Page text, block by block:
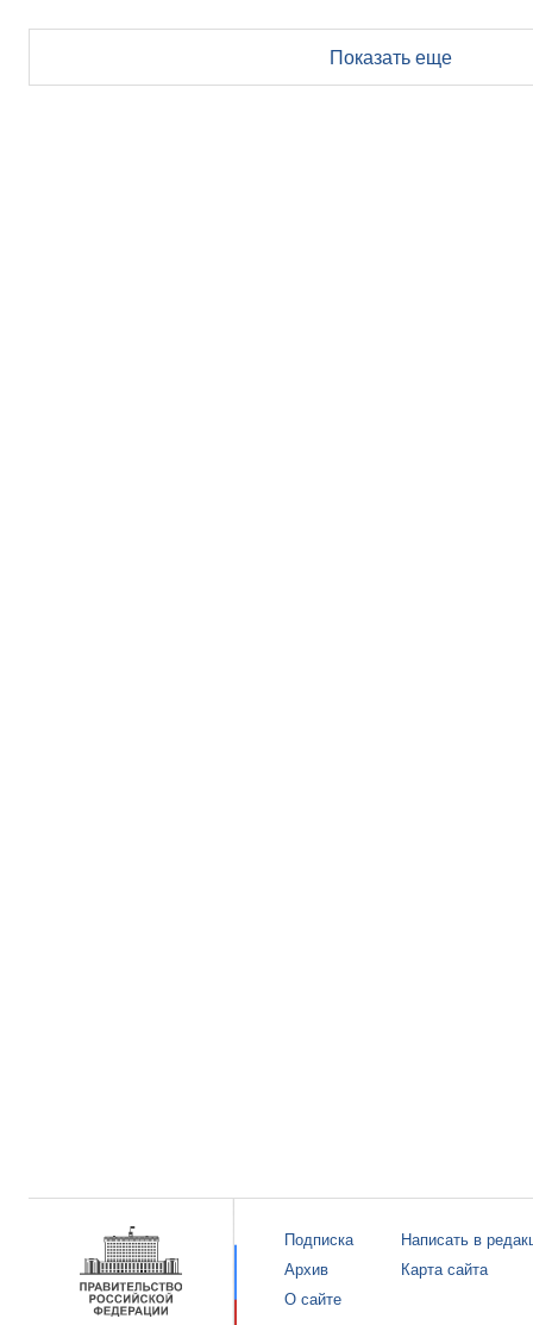
Показать еще
Подписка
Архив
О сайте
Написать в
Карта сайта